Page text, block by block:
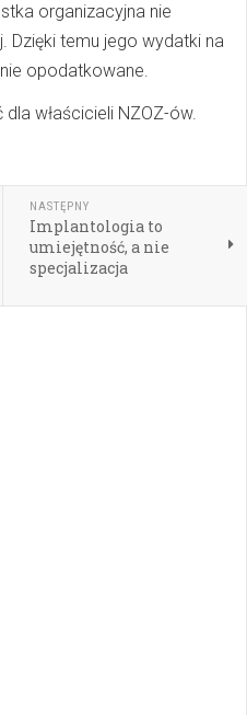
organizacyjna nie
temu jego wydatki na
opodatkowane.
właścicieli NZOZ-ów.
NASTĘPNY
Implantologia to
umiejętność, a nie
specjalizacja